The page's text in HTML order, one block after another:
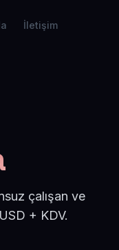
İletişim
çalışan ve
+ KDV.